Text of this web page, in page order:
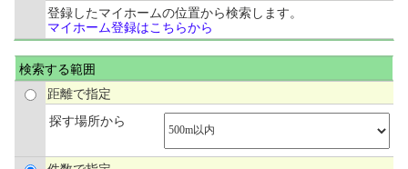
登録したマイホームの位置から検索します。
マイホーム登録はこちらから
検索する範囲
距離で指定
探す場所から